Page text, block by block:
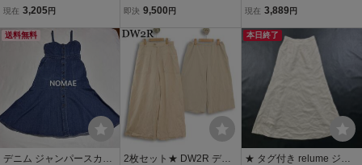
ル 長袖Ｔシャツ ストレッ
ィース 40サイズ パープル
現在 3,205円
ボタン インディゴ リ
ロング スカート 3
即決 9,500 円
ル▼ テンセルリネン リ
イト 38 / ロングフレアス
カート 白 春夏 rb
現在 3,889円
送料無料
デニム ジャンパースカー
2枚セット★ DW2R ディ
本日終了
★ タグ付き relume ジャ